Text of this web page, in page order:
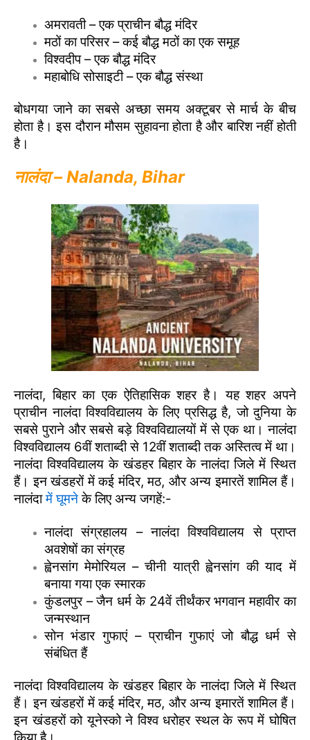
अमरावती – एक प्राचीन बौद्ध मंदिर
मठों का परिसर – कई बौद्ध मठों का एक समूह
विश्वदीप – एक बौद्ध मंदिर
महाबोधि सोसाइटी – एक बौद्ध संस्था
बोधगया जाने का सबसे अच्छा समय अक्टूबर से मार्च के बीच
होता है। इस दौरान मौसम सुहावना होता है और बारिश नहीं होती
है।
नालंदा – Nalanda, Bihar
नालंदा, बिहार का एक ऐतिहासिक शहर है। यह शहर अपने
प्राचीन नालंदा विश्वविद्यालय के लिए प्रसिद्ध है, जो दुनिया के
सबसे पुराने और सबसे बड़े विश्वविद्यालयों में से एक था। नालंदा
विश्वविद्यालय 6वीं शताब्दी से 12वीं शताब्दी तक अस्तित्व में था।
नालंदा विश्वविद्यालय के खंडहर बिहार के नालंदा जिले में स्थित
हैं। इन खंडहरों में कई मंदिर, मठ, और अन्य इमारतें शामिल हैं।
नालंदामें घूमनेके लिए अन्य जगहें:-
नालंदा संग्रहालय – नालंदा विश्वविद्यालय से प्राप्त
अवशेषों का संग्रह
ह्वेनसांग मेमोरियल – चीनी यात्री ह्वेनसांग की याद में
बनाया गया एक स्मारक
कुंडलपुर – जैन धर्म के 24वें तीर्थंकर भगवान महावीर का
जन्मस्थान
सोन भंडार गुफाएं – प्राचीन गुफाएं जो बौद्ध धर्म से
संबंधित हैं
नालंदा विश्वविद्यालय के खंडहर बिहार के नालंदा जिले में स्थित
हैं। इन खंडहरों में कई मंदिर, मठ, और अन्य इमारतें शामिल हैं।
इन खंडहरों को यूनेस्को ने विश्व धरोहर स्थल के रूप में घोषित